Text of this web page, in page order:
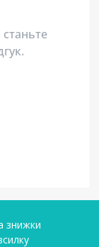
станьте
знижки